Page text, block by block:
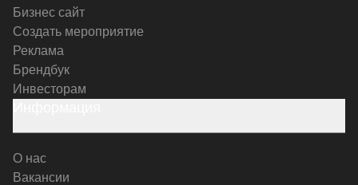
Бизнес сайт
Создать мероприятие
Реклама
Брендбук
Инвесторам
О нас
Вакансии